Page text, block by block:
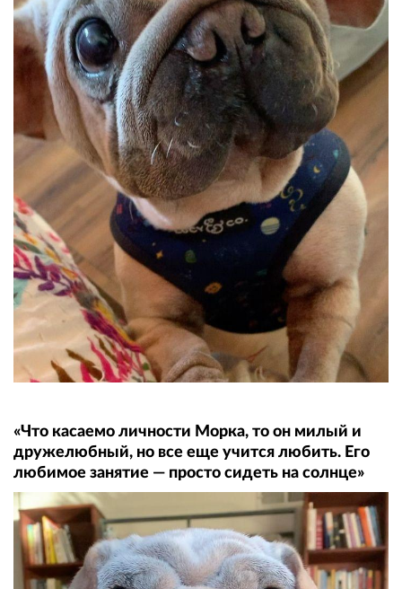
«Что касаемо личности Морка, то он милый и
дружелюбный, но все еще учится любить. Его
любимое занятие — просто сидеть на солнце»